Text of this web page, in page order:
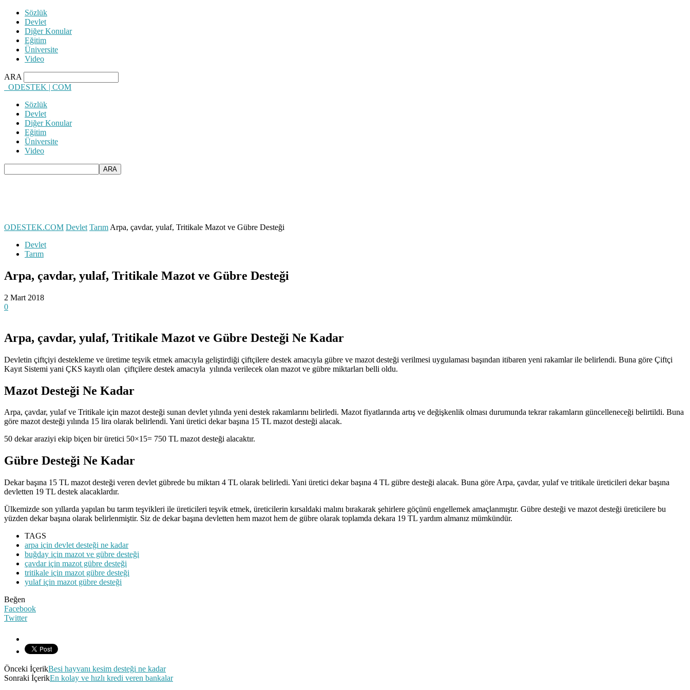
Sözlük
Devlet
Diğer Konular
Eğitim
Üniversite
Video
ARA
ODESTEK | COM
Sözlük
Devlet
Diğer Konular
Eğitim
Üniversite
Video
ODESTEK.COM Devlet Tarım Arpa, çavdar, yulaf, Tritikale Mazot ve Gübre Desteği
Devlet
Tarım
Arpa, çavdar, yulaf, Tritikale Mazot ve Gübre Desteği
2 Mart 2018
0
Arpa, çavdar, yulaf, Tritikale Mazot ve Gübre Desteği Ne Kadar
Devletin çiftçiyi destekleme ve üretime teşvik etmek amacıyla geliştirdiği çiftçilere destek amacıyla gübre ve mazot desteği verilmesi uygulaması başından itibaren yeni rakamlar ile belirlendi. Buna göre Çiftçi
Kayıt Sistemi yani ÇKS kayıtlı olan çiftçilere destek amacıyla yılında verilecek olan mazot ve gübre miktarları belli oldu.
Mazot Desteği Ne Kadar
Arpa, çavdar, yulaf ve Tritikale için mazot desteği sunan devlet yılında yeni destek rakamlarını belirledi. Mazot fiyatlarında artış ve değişkenlik olması durumunda tekrar rakamların güncelleneceği belirtildi. Buna
göre mazot desteği yılında 15 lira olarak belirlendi. Yani üretici dekar başına 15 TL mazot desteği alacak.
50 dekar araziyi ekip biçen bir üretici 50×15= 750 TL mazot desteği alacaktır.
Gübre Desteği Ne Kadar
Dekar başına 15 TL mazot desteği veren devlet gübrede bu miktarı 4 TL olarak belirledi. Yani üretici dekar başına 4 TL gübre desteği alacak. Buna göre Arpa, çavdar, yulaf ve tritikale üreticileri dekar başına
devletten 19 TL destek alacaklardır.
Ülkemizde son yıllarda yapılan bu tarım teşvikleri ile üreticileri teşvik etmek, üreticilerin kırsaldaki malını bırakarak şehirlere göçünü engellemek amaçlanmıştır. Gübre desteği ve mazot desteği üreticilere bu
yüzden dekar başına olarak belirlenmiştir. Siz de dekar başına devletten hem mazot hem de gübre olarak toplamda dekara 19 TL yardım almanız mümkündür.
TAGS
arpa için devlet desteği ne kadar
buğday için mazot ve gübre desteği
çavdar için mazot gübre desteği
tritikale için mazot gübre desteği
yulaf için mazot gübre desteği
Beğen
Facebook
Twitter
Önceki İçerikBesi hayvanı kesim desteği ne kadar
Sonraki İçerikEn kolay ve hızlı kredi veren bankalar